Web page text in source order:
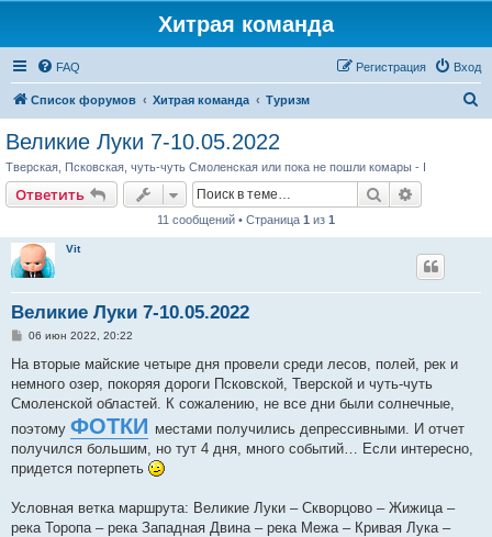
Хитрая команда
FAQ Вход
Регистрация
Список форумов Хитрая команда Туризм
Великие Луки 7-10.05.2022
Тверская, Псковская, чуть-чуть Смоленская или пока не пошли комары - I
Ответить Поиск
11 сообщений • Страница 1 из 1
Vit
Великие Луки 7-10.05.2022
С
о
щ
е
и
06 июн 2022, 20:22
На вторые майские четыре дня провели среди лесов, полей, рек и
немного озер, покоряя дороги Псковской, Тверской и чуть-чуть
Смоленской областей. К сожалению, не все дни были солнечные,
поэтому ФОТКИ местами получились депрессивными. И отчет
получился большим, но тут 4 дня, много событий… Если интересно,
придется потерпеть
Условная ветка маршрута: Великие Луки – Скворцово – Жижица –
река Торопа – река Западная Двина – река Межа – Кривая Лука –